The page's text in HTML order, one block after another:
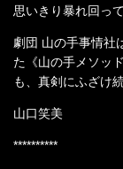
思いきり暴れ回っ
劇団 山の手事情社
た《山の手メソッ
も、真剣にふざけ
山口笑美
**********